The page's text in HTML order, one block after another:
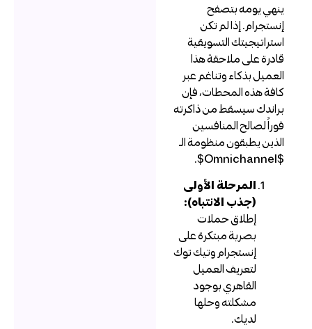
ينهي يومه بتصفح
إنستجرام. إذا لم تكن
استراتيجيتك التسويقية
قادرة على ملاحقة هذا
العميل بذكاء وتناغم عبر
كافة هذه المحطات، فإن
براندك سيسقط من ذاكرته
فوراً لصالح المنافسين
الذين يطبقون منظومة الـ
المرحلة الأولى
(جذب الانتباه):
إطلاق حملات
بصرية مبتكرة على
إنستجرام وتيك توك
لتعريف العميل
القاهري بوجود
مشكلته وحلها